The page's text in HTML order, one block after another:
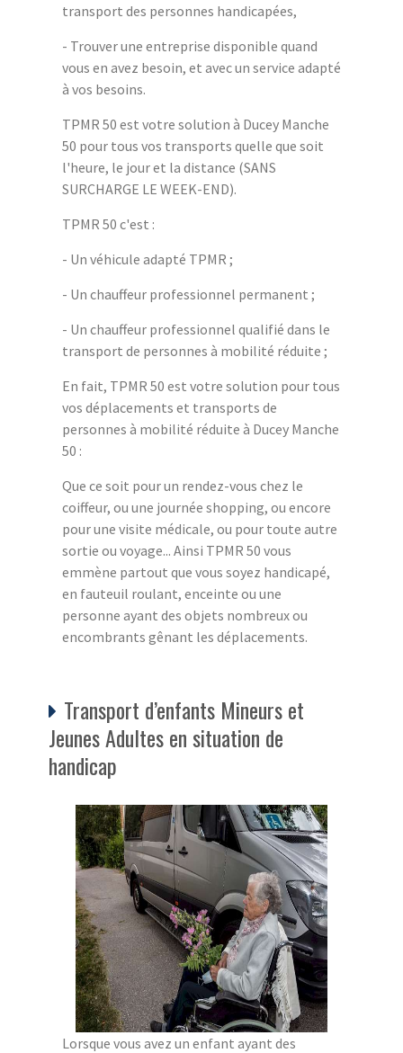
transport des personnes handicapées,
- Trouver une entreprise disponible quand
vous en avez besoin, et avec un service adapté
à vos besoins.
TPMR 50 est votre solution à Ducey Manche
50 pour tous vos transports quelle que soit
l'heure, le jour et la distance (SANS
SURCHARGE LE WEEK-END).
TPMR 50 c'est :
- Un véhicule adapté TPMR ;
- Un chauffeur professionnel permanent ;
- Un chauffeur professionnel qualifié dans le
transport de personnes à mobilité réduite ;
En fait, TPMR 50 est votre solution pour tous
vos déplacements et transports de
personnes à mobilité réduite à Ducey Manche
50 :
Que ce soit pour un rendez-vous chez le
coiffeur, ou une journée shopping, ou encore
pour une visite médicale, ou pour toute autre
sortie ou voyage... Ainsi TPMR 50 vous
emmène partout que vous soyez handicapé,
en fauteuil roulant, enceinte ou une
personne ayant des objets nombreux ou
encombrants gênant les déplacements.
Transport d’enfants Mineurs et
Jeunes Adultes en situation de
handicap
Lorsque vous avez un enfant ayant des